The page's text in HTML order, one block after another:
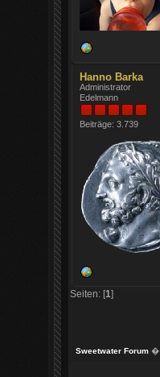
Hanno Barka
Administrator
Edelmann
Beiträge: 3.739
Seiten: [1]
Sweetwater Forum�